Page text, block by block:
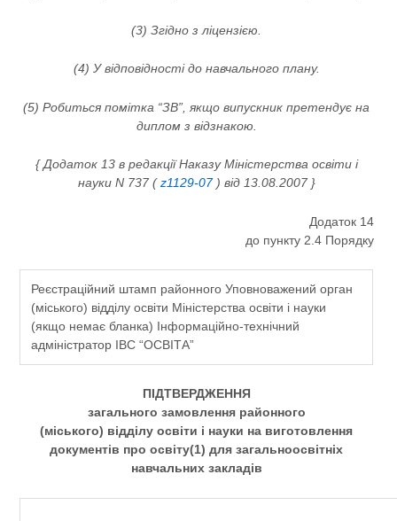
(3) Згідно з ліцензією.
(4) У відповідності до навчального плану.
(5) Робиться помітка “ЗВ”, якщо випускник претендує на
диплом з відзнакою.
{ Додаток 13 в редакції Наказу Міністерства освіти і
науки N 737 (z1129-07) від 13.08.2007 }
Додаток 14
до пункту 2.4 Порядку
Реєстраційний штамп районного Уповноважений орган
(міського) відділу освіти Міністерства освіти і науки
(якщо немає бланка) Інформаційно-технічний
адміністратор ІВС “ОСВІТА”
ПІДТВЕРДЖЕННЯ
загального замовлення районного
(міського) відділу освіти і науки на виготовлення
документів про освіту(1) для загальноосвітніх
навчальних закладів